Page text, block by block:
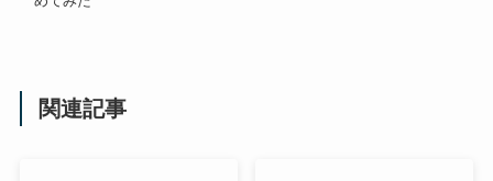
関連記事